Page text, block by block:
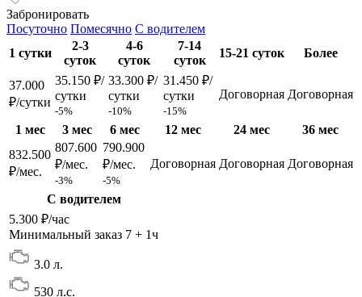
Забронировать
Посуточно Помесячно С водителем
1 сутки
2-3
суток
4-6
суток
7-14
суток
15-21 суток Более
37.000
₽/сутки
35.150 ₽/
сутки
-5%
33.300 ₽/
сутки
-10%
31.450 ₽/
сутки
-15%
Договорная Договорная
1 мес 3 мес 6 мес 12 мес 24 мес
36 мес
832.500
₽/мес.
807.600
₽/мес.
-3%
790.900
₽/мес.
-5%
Договорная Договорная Договорная
С водителем
5.300 ₽/час
Минимальный заказ 7 + 1ч
3.0 л.
530 л.с.